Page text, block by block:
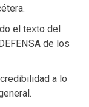
el texto del
de los
a lo